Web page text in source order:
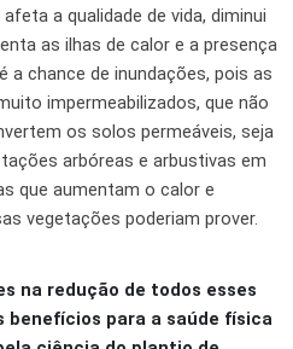
a qualidade de vida, diminui
as ilhas de calor e a presença
chance de inundações, pois as
impermeabilizados, que não
os solos permeáveis, seja
arbóreas e arbustivas em
que aumentam o calor e
vegetações poderiam prover.
na redução de todos esses
benefícios para a saúde física